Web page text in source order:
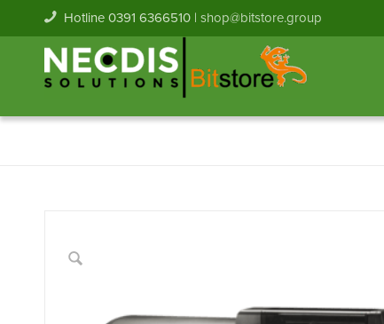
Hotline 0391 6366510 | shop@bitstore.group